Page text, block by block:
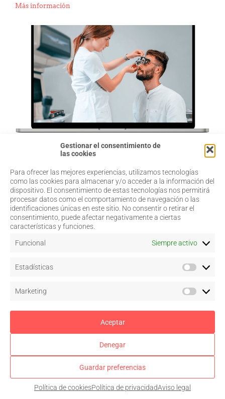
Gestionar el consentimiento de
las cookies
Para ofrecer las mejores experiencias, utilizamos tecnologías
como las cookies para almacenar y/o acceder a la información del
dispositivo. El consentimiento de estas tecnologías nos permitirá
procesar datos como el comportamiento de navegación o las
identificaciones únicas en este sitio. No consentir o retirar el
consentimiento, puede afectar negativamente a ciertas
características y funciones.
Funcional Siempre activo
Estadísticas
Marketing
Aceptar
Denegar
Guardar preferencias
Política de cookiesPolítica de privacidadAviso legal
Más información
Principios básicos de la evaluación de la
motilidad ocular y la lectura
Este curso se desarrollará del 7 de noviembre al 16 de
diciembre en el campus virtual del COORM, y el 5 de diciembre
por Zoom.
Más información
La gestión como fuente de ingresos
Curso online adaptado a negocios ópticos.
días 24, 26 y 28 de octubre en el Campus Virtual del COORM.
Gratuito para colegiados del COORM y del COOCV.